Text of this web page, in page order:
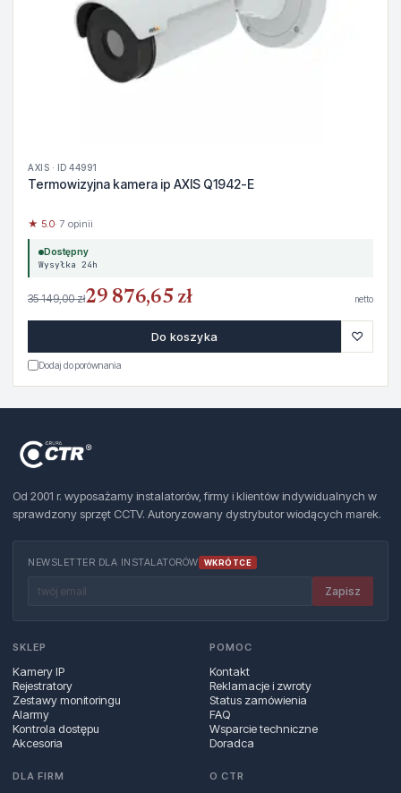
AXIS · ID 44991
Termowizyjna kamera ip AXIS Q1942-E
★ 5.0· 7 opinii
Dostępny
Wysyłka 24h
35 149,00 zł29 876,65 zł netto
Do koszyka ♡
Dodaj do porównania
Od 2001 r. wyposażamy instalatorów, firmy i klientów indywidualnych w
sprawdzony sprzęt CCTV. Autoryzowany dystrybutor wiodących marek.
NEWSLETTER DLA INSTALATORÓW WKRÓTCE
Zapisz
SKLEP
Kamery IP
Rejestratory
Zestawy monitoringu
Alarmy
Kontrola dostępu
Akcesoria
POMOC
Kontakt
Reklamacje i zwroty
Status zamówienia
FAQ
Wsparcie techniczne
Doradca
DLA FIRM O CTR